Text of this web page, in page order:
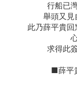
行船已
舉頭又見
此乃薛平貴回
求得此
■薛平